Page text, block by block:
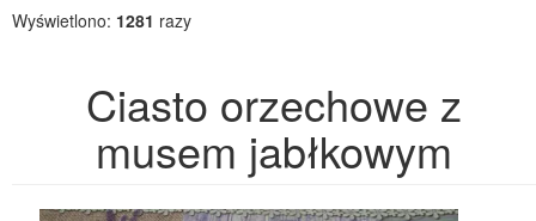
Wyświetlono: 1281 razy
Ciasto orzechowe z
musem jabłkowym